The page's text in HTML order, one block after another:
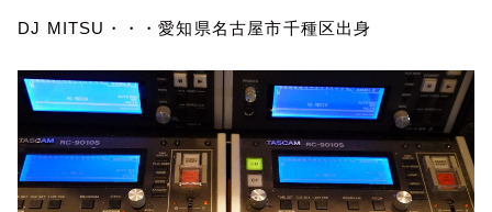
DJ MITSU ・・・愛知県名古屋市千種区出身